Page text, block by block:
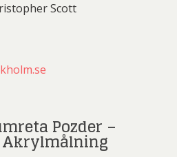
Scott
Pozder –